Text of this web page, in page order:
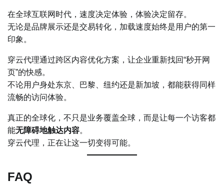
在全球互联网时代，速度决定体验，体验决定留存。
无论是品牌展示还是交易转化，加载速度始终是用户的第一
印象。
穿云代理通过跨区内容优化方案，让企业重新找回“秒开网
页”的快感。
不论用户身处东京、巴黎、纽约还是新加坡，都能获得同样
流畅的访问体验。
真正的全球化，不只是业务覆盖全球，而是让每一个访客都
能无障碍地触达内容。
穿云代理，正在让这一切变得可能。
FAQ